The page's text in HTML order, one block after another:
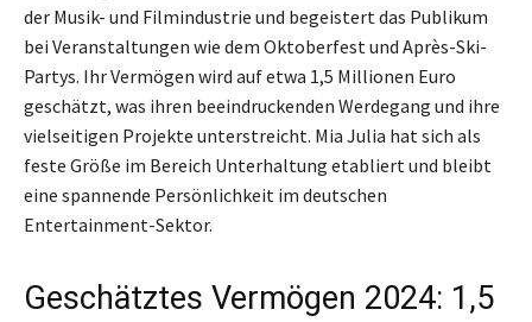
der Musik- und Filmindustrie und begeistert das Publikum
bei Veranstaltungen wie dem Oktoberfest und Après-Ski-
Partys. Ihr Vermögen wird auf etwa 1,5 Millionen Euro
geschätzt, was ihren beeindruckenden Werdegang und ihre
vielseitigen Projekte unterstreicht. Mia Julia hat sich als
feste Größe im Bereich Unterhaltung etabliert und bleibt
eine spannende Persönlichkeit im deutschen
Entertainment-Sektor.
Geschätztes Vermögen 2024: 1,5